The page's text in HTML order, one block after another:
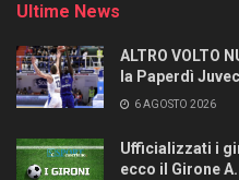
Ultime News
ALTRO VOLTO
la Paperdì
6 AGOSTO 2026
Ufficializzati i
ecco il Girone